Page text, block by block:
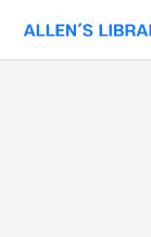
알렌의 서재 홈페이